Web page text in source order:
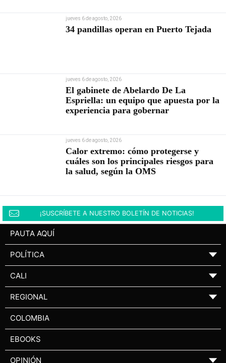
jueves 6 de agosto, 2026
34 pandillas operan en Puerto Tejada
jueves 6 de agosto, 2026
El gabinete de Abelardo De La
Espriella: un equipo que apuesta por la
experiencia para gobernar
jueves 6 de agosto, 2026
Calor extremo: cómo protegerse y
cuáles son los principales riesgos para
la salud, según la OMS
¡SUSCRÍBETE A NUESTRO BOLETÍN DE NOTICIAS!
PAUTA AQUÍ
POLÍTICA ▼
CALI ▼
REGIONAL ▼
COLOMBIA
EBOOKS
OPINIÓN ▼